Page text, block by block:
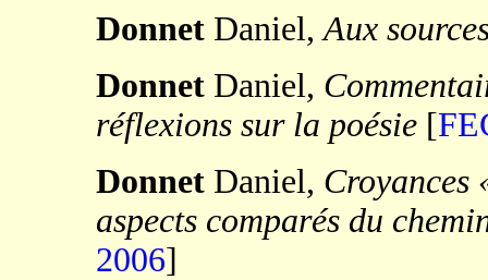
Donnet Daniel,Aux
Donnet Daniel,
réflexions sur la poésie [
Donnet Daniel, Croyances
aspects comparés du
2006]